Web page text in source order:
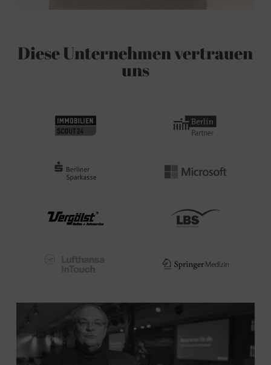
Diese Unternehmen vertrauen
uns